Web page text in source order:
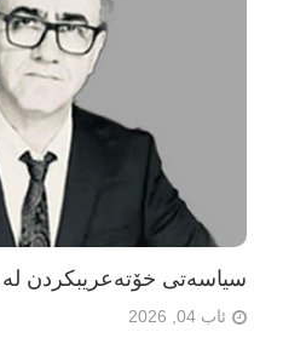
سیاسەتی خۆتەعریبکردن
ئاب 04, 2026